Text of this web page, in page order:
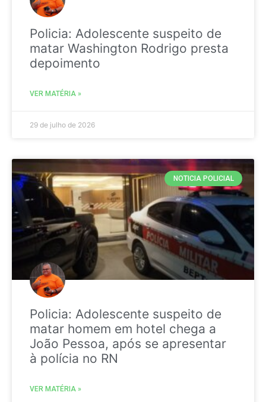
Policia: Adolescente suspeito de
matar Washington Rodrigo presta
depoimento
VER MATÉRIA »
29 de julho de 2026
NOTICIA POLICIAL
Policia: Adolescente suspeito de
matar homem em hotel chega a
João Pessoa, após se apresentar
à polícia no RN
VER MATÉRIA »